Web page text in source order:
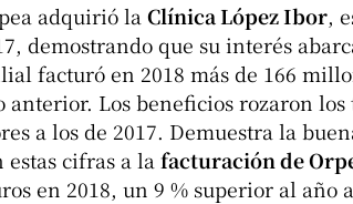
adquirió la Clínica López Ibor,
demostrando que su interés
facturó en 2018 más de 166
anterior. Los beneficios rozaron
a los de 2017. Demuestra la
cifras a la facturación de
en 2018, un 9 % superior al año